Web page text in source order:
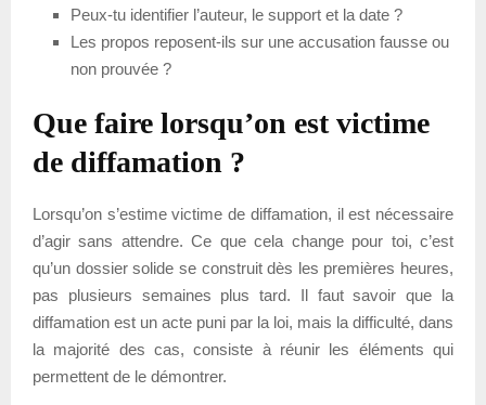
Peux-tu identifier l’auteur, le support et la date ?
Les propos reposent-ils sur une accusation fausse ou
non prouvée ?
Que faire lorsqu’on est victime
de diffamation ?
Lorsqu’on s’estime victime de diffamation, il est nécessaire
d’agir sans attendre. Ce que cela change pour toi, c’est
qu’un dossier solide se construit dès les premières heures,
pas plusieurs semaines plus tard. Il faut savoir que la
diffamation est un acte puni par la loi, mais la difficulté, dans
la majorité des cas, consiste à réunir les éléments qui
permettent de le démontrer.